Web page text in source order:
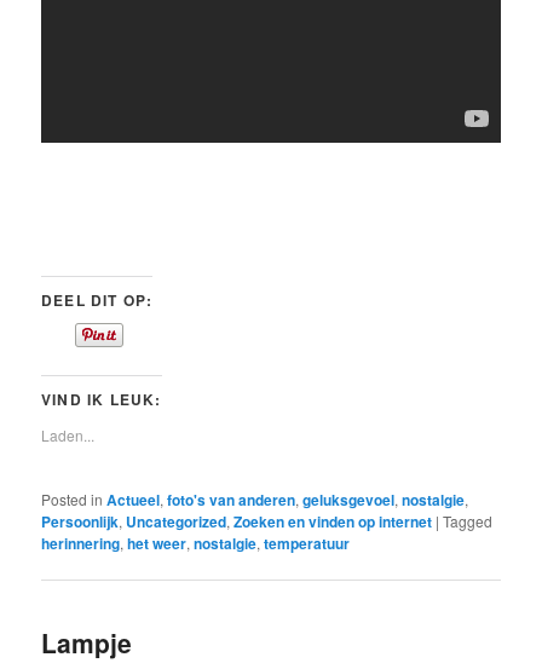
DEEL DIT OP:
VIND IK LEUK:
Laden...
Posted in Actueel,foto's van anderen,geluksgevoel,nostalgie,
Persoonlijk, Uncategorized,Zoeken en vinden op internet |Tagged
herinnering,het weer,nostalgie,temperatuur
Lampje